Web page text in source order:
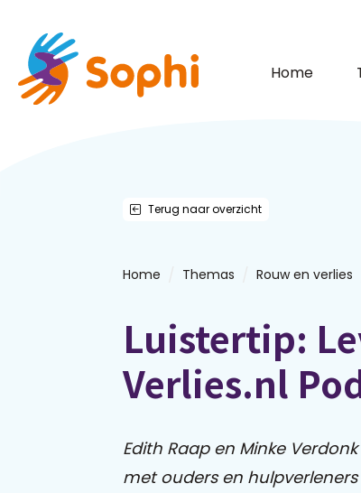
Home
Terug naar overzicht
Home Themas Rouw en verlies
Luistertip:
Verlies.nl
Edith Raap en Minke
met ouders en